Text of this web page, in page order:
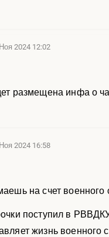
2024 12:02
размещена инфа о
2024 16:58
на счет военного
поступил в
жизнь военного